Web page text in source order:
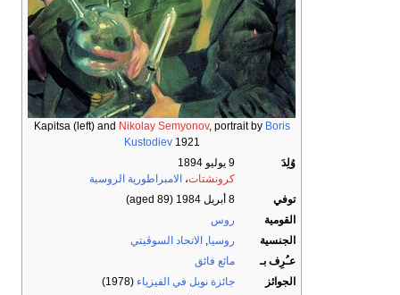
Kapitsa (left) and Nikolay Semyonov, portrait by Boris
Kustodiev1921
وُلِدَ
9 يوليو 1894
كرونشتات، الامبراطورية الروسية
توفي
8 أبريل 1984
(aged 89)
القومية
روس
الجنسية
روسيا, الاتحاد السوڤيتي
عـُرِف بـ
مائع فائق
الجوائز
جائزة نوبل في الفيزياء (1978)